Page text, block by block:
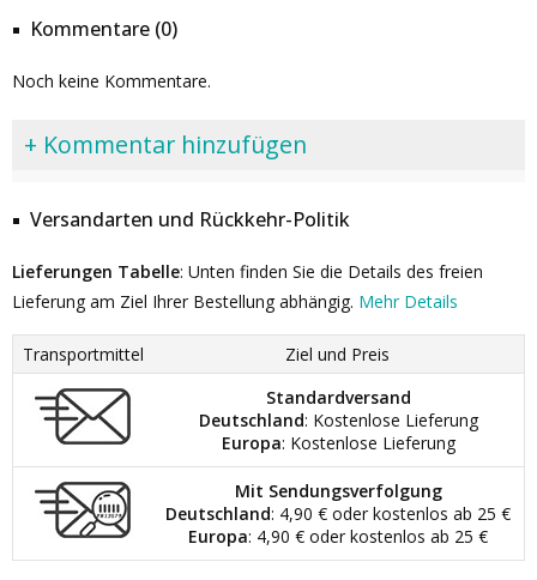
Kommentare (0)
Noch keine Kommentare.
+ Kommentar hinzufügen
Versandarten und Rückkehr-Politik
Lieferungen Tabelle: Unten finden Sie die Details des freien
Lieferung am Ziel Ihrer Bestellung abhängig. Mehr Details
Transportmittel
Ziel und Preis
Standardversand
Deutschland: Kostenlose Lieferung
Europa: Kostenlose Lieferung
Mit Sendungsverfolgung
Deutschland: 4,90 € oder kostenlos ab 25 €
Europa: 4,90 € oder kostenlos ab 25 €